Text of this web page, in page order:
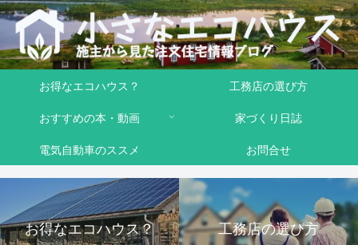
お得なエコハウス？
工務店の選び方
おすすめの本・動画
家づくり日誌
電気自動車のススメ
お問合せ
お得なエコハウス？ 工務店の選び方